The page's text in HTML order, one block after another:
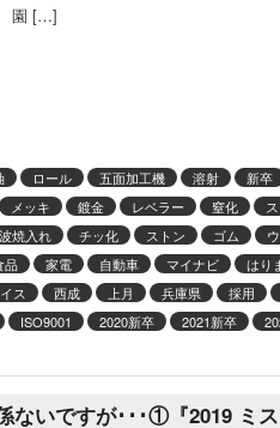
園 […]
ロール 五面加工機 溶射
新卒
メッキ 鍍金 レベラー 窒化
焼入れ チッ化 ストン ゴム
品 家電 自動車 マイナビ
はり
ス 西成 上月 兵庫県
採用
ISO9001 2020新卒 2021新卒
ないですが･･･①『2019 ミ